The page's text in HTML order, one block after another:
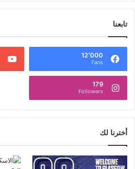
تابعنا
12٬000
Fans
179
Followers
أخترنا لك